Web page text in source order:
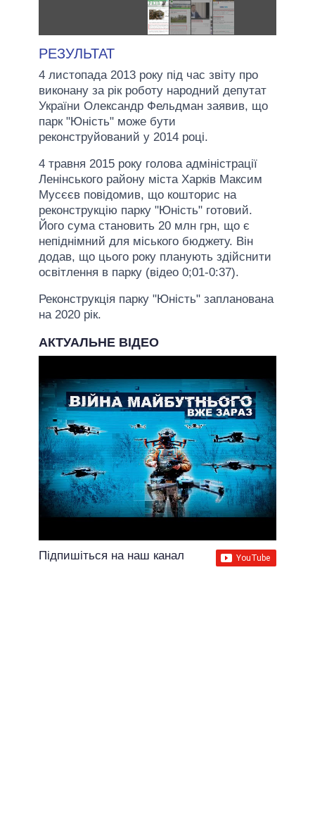
РЕЗУЛЬТАТ
4 листопада 2013 року під час звіту про
виконану за рік роботу народний депутат
України Олександр Фельдман заявив, що
парк "Юність" може бути
реконструйований у 2014 році.
4 травня 2015 року голова адміністрації
Ленінського району міста Харків Максим
Мусєєв повідомив, що кошторис на
реконструкцію парку "Юність" готовий.
Його сума становить 20 млн грн, що є
непіднімний для міського бюджету. Він
додав, що цього року планують здійснити
освітлення в парку (відео 0;01-0:37).
Реконструкція парку "Юність" запланована
на 2020 рік.
АКТУАЛЬНЕ ВІДЕО
Підпишіться на наш канал